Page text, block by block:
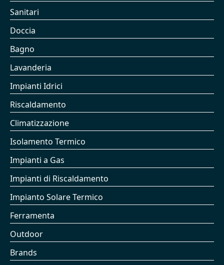
Sanitari
Doccia
Bagno
Lavanderia
Impianti Idrici
Riscaldamento
Climatizzazione
Isolamento Termico
Impianti a Gas
Impianti di Riscaldamento
Impianto Solare Termico
Ferramenta
Outdoor
Brands